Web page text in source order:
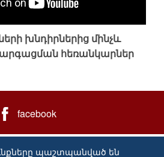
խնդիրներից մինչև
հեռանկարներ
facebook
պաշտպանված են